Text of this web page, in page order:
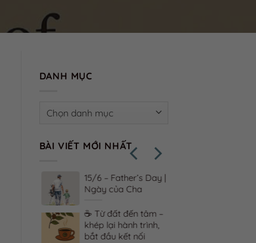
DANH MỤC
Danh
BÀI VIẾT MỚI NHẤT
15/6 – Father’s Day |
Ngày của Cha
☕ Từ đất đến tâm –
khép lại hành trình,
bắt đầu kết nối